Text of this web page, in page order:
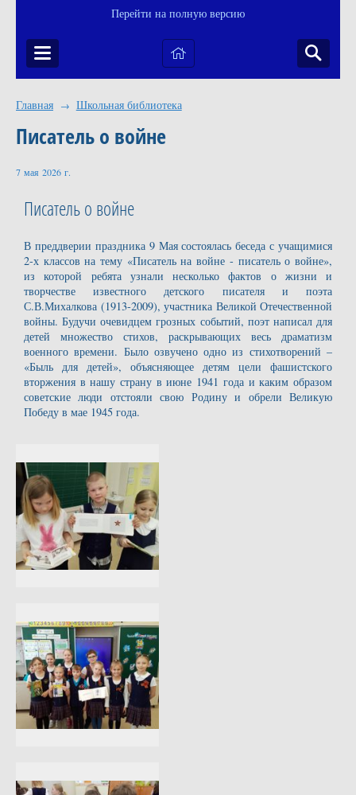
Перейти на полную версию
Главная → Школьная библиотека
Писатель о войне
7 мая 2026 г.
Писатель о войне
В преддверии праздника 9 Мая состоялась беседа с учащимися
2-х классов на тему «Писатель на войне - писатель о войне»,
из которой ребята узнали несколько фактов о жизни и
творчестве известного детского писателя и поэта
С.В.Михалкова (1913-2009), участника Великой Отечественной
войны. Будучи очевидцем грозных событий, поэт написал для
детей множество стихов, раскрывающих весь драматизм
военного времени. Было озвучено одно из стихотворений –
«Быль для детей», объясняющее детям цели фашистского
вторжения в нашу страну в июне 1941 года и каким образом
советские люди отстояли свою Родину и обрели Великую
Победу в мае 1945 года.